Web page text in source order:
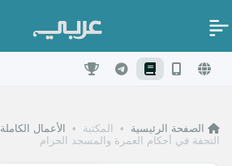
الصفحة الرئيسية • المكتبة • الأعمال الكاملة
التحفة في أحكام العمرة والمسجد الحرام